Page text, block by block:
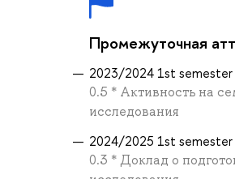
Промежуточная
2023/2024 1st semester
0.5 * Активность на
исследования
2024/2025 1st semester
0.3 * Доклад о